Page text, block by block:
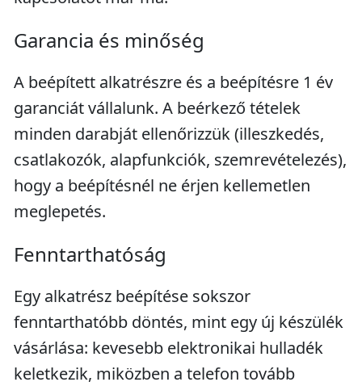
Garancia és minőség
A beépített alkatrészre és a beépítésre 1 év
garanciát vállalunk. A beérkező tételek
minden darabját ellenőrizzük (illeszkedés,
csatlakozók, alapfunkciók, szemrevételezés),
hogy a beépítésnél ne érjen kellemetlen
meglepetés.
Fenntarthatóság
Egy alkatrész beépítése sokszor
fenntarthatóbb döntés, mint egy új készülék
vásárlása: kevesebb elektronikai hulladék
keletkezik, miközben a telefon tovább